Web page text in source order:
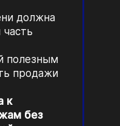
должна
часть
полезным
продажи
к
без